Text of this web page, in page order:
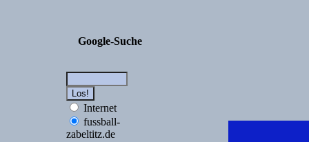
Google-Suche
Internet
fussball-
zabeltitz.de